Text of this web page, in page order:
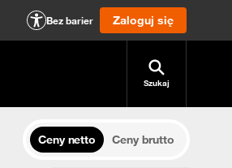
Bez barier Zaloguj się
Szukaj
Ceny netto
Ceny brutto